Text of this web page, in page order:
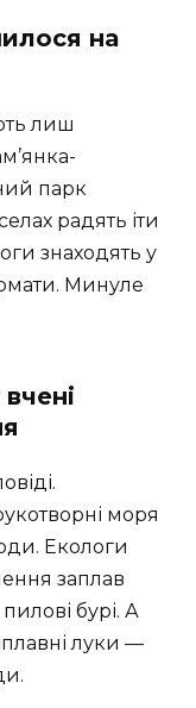
на
лиш
парк
радять іти
знаходять у
Минуле
моря
Екологи
заплав
бурі. А
луки —